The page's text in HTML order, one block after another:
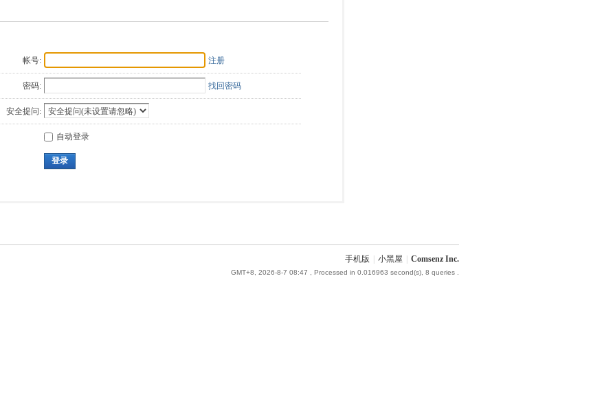
帐号: 注册
密码: 找回密码
安全提问:
自动登录
登录
手机版 小黑屋 Comsenz Inc.
GMT+8, 2026-8-7 08:47 , Processed in 0.016963 second(s), 8 queries .